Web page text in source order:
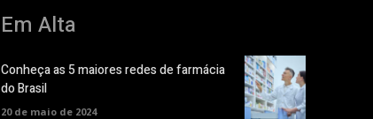
Em Alta
Conheça as 5 maiores redes de farmácia
do Brasil
20 de maio de 2024